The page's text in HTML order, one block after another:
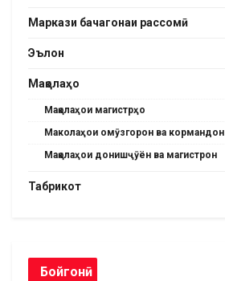
Маркази бачагонаи рассомӣ
Эълон
Мақолаҳо
Мақолаҳои магистрҳо
Маколаҳои омӯзгорон ва кормандон
Мақолаҳои донишҷӯён ва магистрон
Табрикот
Бойгонӣ